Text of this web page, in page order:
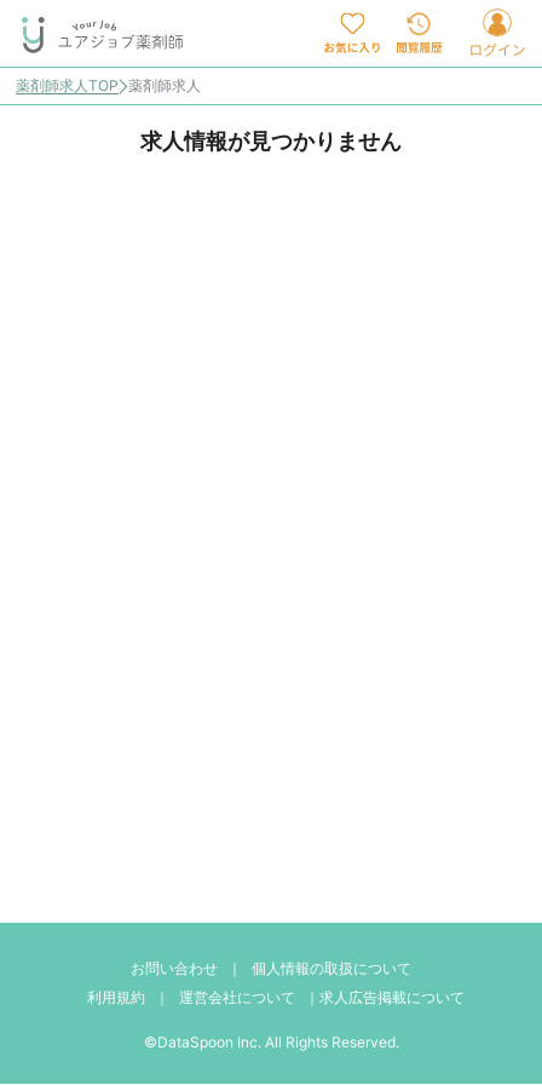
薬剤師求人TOP 薬剤師求人
求人情報が見つかりません
お問い合わせ ｜
個人情報の取扱について
利用規約
｜ 運営会社について ｜ 求人広告掲載について
©DataSpoon Inc. All Rights Reserved.